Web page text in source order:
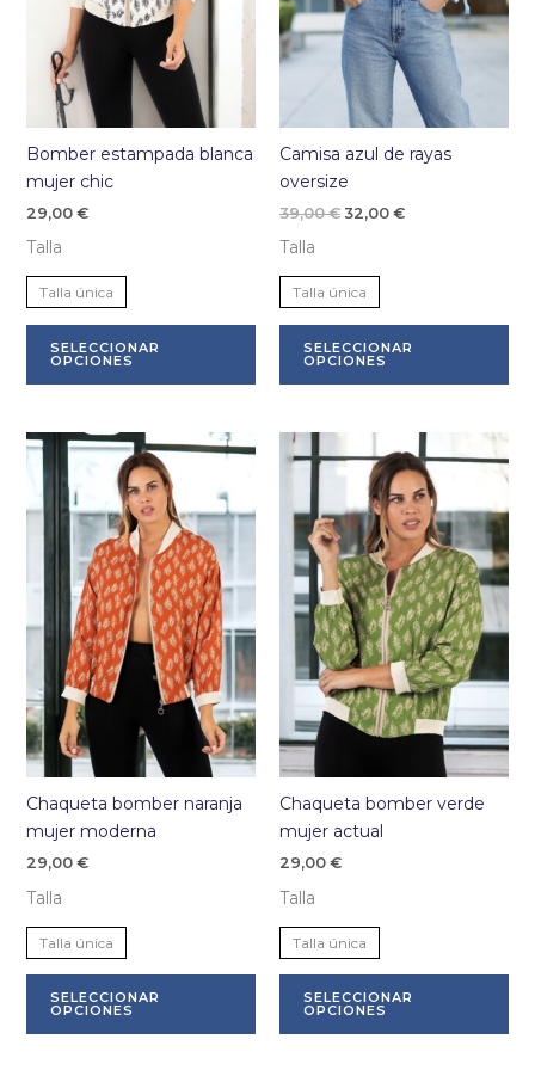
página
producto
de
Bomber estampada blanca
mujer chic
29,00 €
Talla
Talla única
SELECCIONAR
OPCIONES
Este
producto
tiene
variantes.
opciones
se
pueden
elegir
la
página
producto
Camisa azul de rayas
oversize
39,00€ El
39,00 €.
32,00 €El
Talla
Talla única
SELECCIONAR
OPCIONES
la
de
Chaqueta bomber naranja
mujer moderna
29,00 €
Talla
Talla única
SELECCIONAR
OPCIONES
Este
producto
tiene
Chaqueta bomber verde
mujer actual
29,00 €
Talla
Talla única
SELECCIONAR
OPCIONES